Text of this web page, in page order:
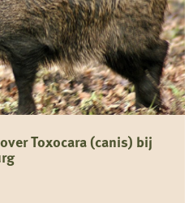
Toxocara (canis) bij